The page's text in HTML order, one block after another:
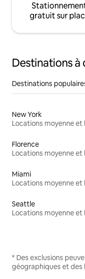
gratuit sur
Destinations à
Destinations
New York
Florence
Miami
Seattle
* Des exclusions
géographiques et des